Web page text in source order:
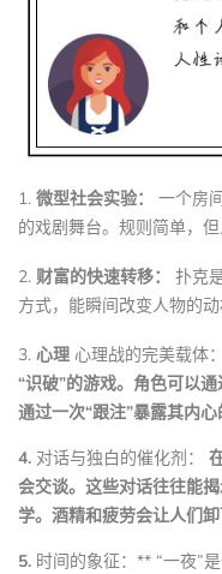
1. 微型社会实验：
一个房
的戏剧舞台。规则简单，
2. 财富的快速转移：
扑克
方式，能瞬间改变人物的动
3. 心理 心理战的完美载体：
“识破”的游戏。角色可以
通过一次“跟注”暴露其内心
4. 对话与独白的催化剂：
会交谈。这些对话往往能
学。酒精和疲劳会让人们
5. 时间的象征：** “一夜”